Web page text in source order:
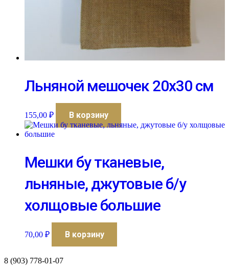
Льняной мешочек 20х30 см
155,00 ₽ В корзину
Мешки бу тканевые,
льняные, джутовые б/у
холщовые большие
70,00 ₽ В корзину
8 (903) 778-01-07